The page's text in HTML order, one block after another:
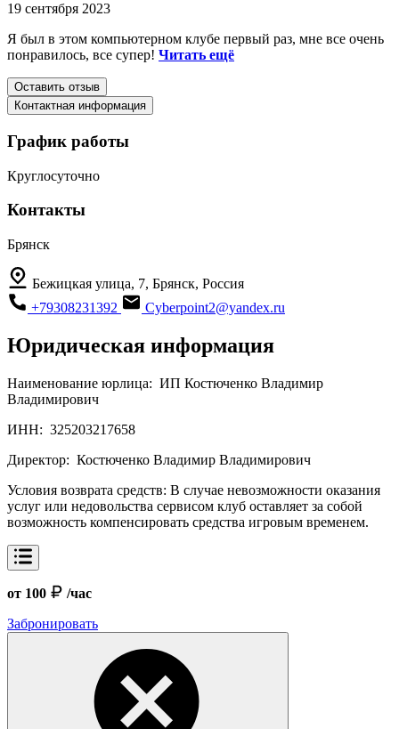
19 сентября 2023
Я был в этом компьютерном клубе первый раз, мне все очень
понравилось, все супер! Читать ещё
Оставить отзыв
Контактная информация
График работы
Круглосуточно
Контакты
Брянск
Бежицкая улица, 7, Брянск, Россия
+79308231392
Cyberpoint2@yandex.ru
Юридическая информация
Наименование юрлица: ИП Костюченко Владимир
Владимирович
ИНН: 325203217658
Директор: Костюченко Владимир Владимирович
Условия возврата средств: В случае невозможности оказания
услуг или недовольства сервисом клуб оставляет за собой
возможность компенсировать средства игровым временем.
от 100
/час
Забронировать